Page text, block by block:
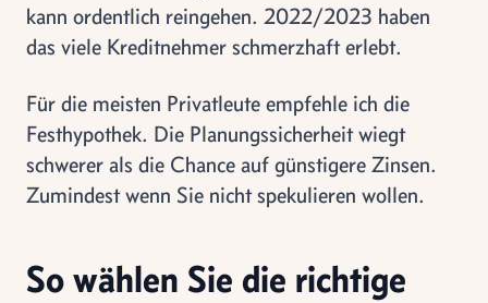
kann ordentlich reingehen. 2022/2023 haben
das viele Kreditnehmer schmerzhaft erlebt.
Für die meisten Privatleute empfehle ich die
Festhypothek. Die Planungssicherheit wiegt
schwerer als die Chance auf günstigere Zinsen.
Zumindest wenn Sie nicht spekulieren wollen.
So wählen Sie die richtige